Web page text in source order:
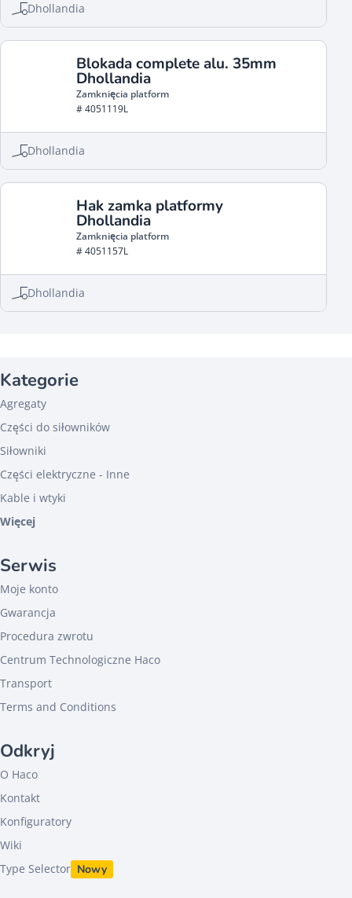
Dhollandia
Blokada complete alu. 35mm
Dhollandia
Zamknięcia platform
# 4051119L
Dhollandia
Hak zamka platformy
Dhollandia
Zamknięcia platform
# 4051157L
Dhollandia
Kategorie
Agregaty
Części do siłowników
Siłowniki
Części elektryczne - Inne
Kable i wtyki
Więcej
Serwis
Moje konto
Gwarancja
Procedura zwrotu
Centrum Technologiczne Haco
Transport
Terms and Conditions
Odkryj
O Haco
Kontakt
Konfiguratory
Wiki
Type Selector Nowy